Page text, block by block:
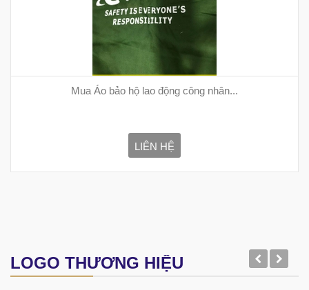
Mua Áo bảo hộ lao động công nhân...
LIÊN HỆ
LOGO THƯƠNG HIỆU